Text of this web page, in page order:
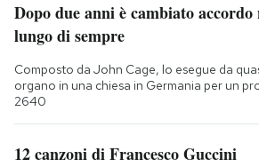
Dopo due anni è cambiato
lungo di sempre
Composto da John Cage, lo esegue da
organo in una chiesa in Germania per un
2640
12 canzoni di Francesco Guccini